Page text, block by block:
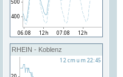
RHEIN - Koblenz